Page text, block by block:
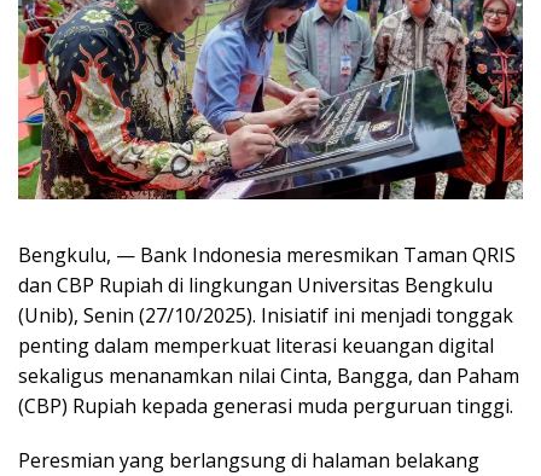
Bengkulu, — Bank Indonesia meresmikan Taman QRIS
dan CBP Rupiah di lingkungan Universitas Bengkulu
(Unib), Senin (27/10/2025). Inisiatif ini menjadi tonggak
penting dalam memperkuat literasi keuangan digital
sekaligus menanamkan nilai Cinta, Bangga, dan Paham
(CBP) Rupiah kepada generasi muda perguruan tinggi.
Peresmian yang berlangsung di halaman belakang